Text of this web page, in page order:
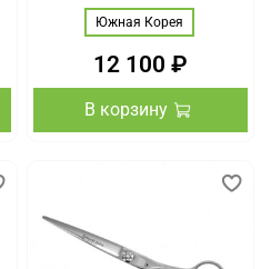
Южная Корея
12 100 ₽
В корзину